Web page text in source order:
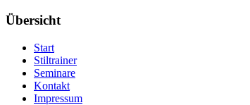
Übersicht
Start
Stiltrainer
Seminare
Kontakt
Impressum